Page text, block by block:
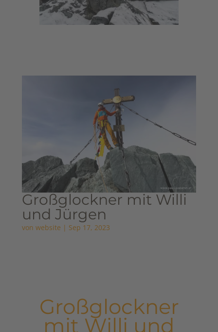
Großglockner mit Willi
und Jürgen
von website | Sep 17, 2023
Großglockner
mit Willi und